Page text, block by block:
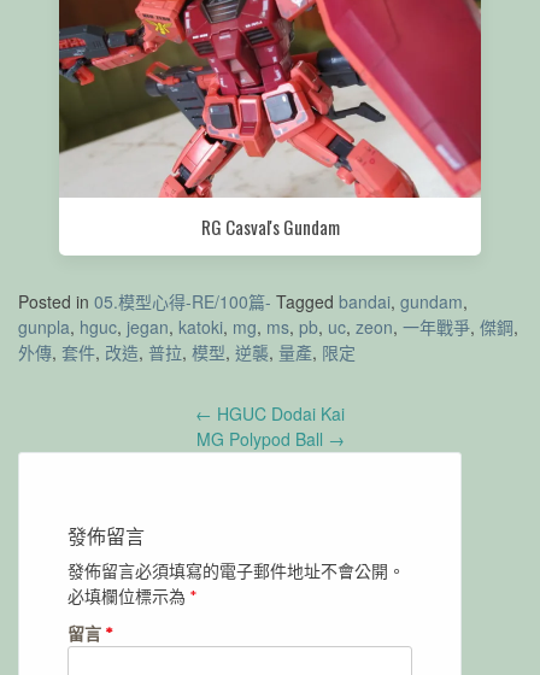
RG Casval's Gundam
Posted in 05.模型心得-RE/100篇- Tagged bandai, gundam,
gunpla, hguc, jegan, katoki, mg, ms, pb, uc, zeon, 一年戰爭, 傑鋼,
外傳, 套件, 改造, 普拉, 模型, 逆襲, 量產, 限定
← HGUC Dodai Kai
MG Polypod Ball →
發佈留言
發佈留言必須填寫的電子郵件地址不會公開。
必填欄位標示為 *
留言 *